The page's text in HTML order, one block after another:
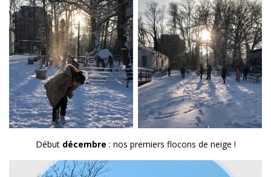
Début décembre : nos premiers flocons de neige !